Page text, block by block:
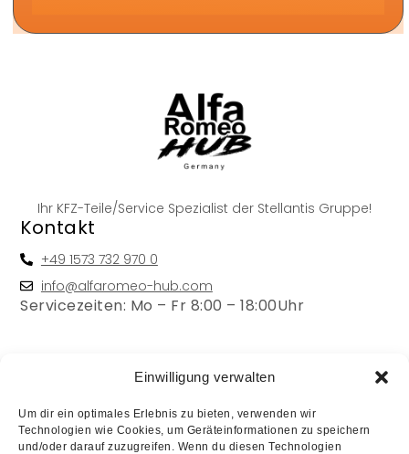
Einwilligung verwalten
Um dir ein optimales Erlebnis zu bieten, verwenden wir
Technologien wie Cookies, um Geräteinformationen zu speichern
und/oder darauf zuzugreifen. Wenn du diesen Technologien
Ihr KFZ-Teile/Service Spezialist der Stellantis Gruppe!
Kontakt
+49 1573 732 970 0
info@alfaromeo-hub.com
Servicezeiten: Mo – Fr 8:00 – 18:00Uhr
Impressum
Haftungsausschluss